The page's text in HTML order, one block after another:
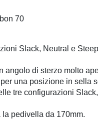
70
Slack, Neutral e
angolo di sterzo molto
una posizione in sella
tre configurazioni
pedivella da 170mm.